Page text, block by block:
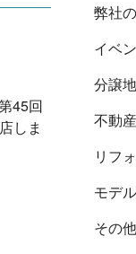
45回
しま
弊社
イベ
分譲
不動
リフ
モデ
その